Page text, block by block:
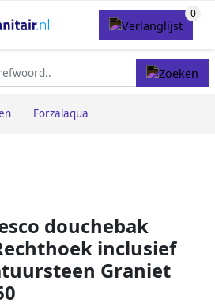
Forzalaqua
douchebak
inclusief
Graniet